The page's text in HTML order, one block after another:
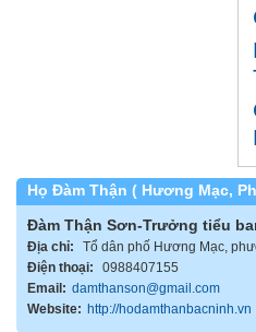
Họ Đàm Thận ( Hương Mạc,
Đàm Thận Sơn-Trưởng tiểu
Địa chỉ:
Tổ dân phố Hương Mạc,
Điện thoại:
0988407155
Email: damthanson@gmail.com
Website: http://hodamthanbacninh.vn